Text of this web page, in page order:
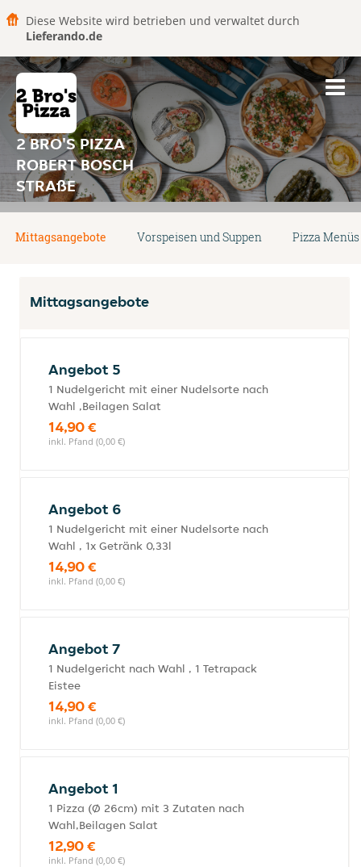
Diese Website wird betrieben und verwaltet durch
Lieferando.de
2 BRO'S PIZZA
ROBERT BOSCH
STRAßE
Mittagsangebote Vorspeisen und Suppen Pizza Menüs
Mittagsangebote
Angebot 5
1 Nudelgericht mit einer Nudelsorte nach
Wahl ,Beilagen Salat
14,90 €
inkl. Pfand (0,00 €)
Angebot 6
1 Nudelgericht mit einer Nudelsorte nach
Wahl , 1x Getränk 0,33l
14,90 €
inkl. Pfand (0,00 €)
Angebot 7
1 Nudelgericht nach Wahl , 1 Tetrapack
Eistee
14,90 €
inkl. Pfand (0,00 €)
Angebot 1
1 Pizza (Ø 26cm) mit 3 Zutaten nach
Wahl,Beilagen Salat
12,90 €
inkl. Pfand (0,00 €)